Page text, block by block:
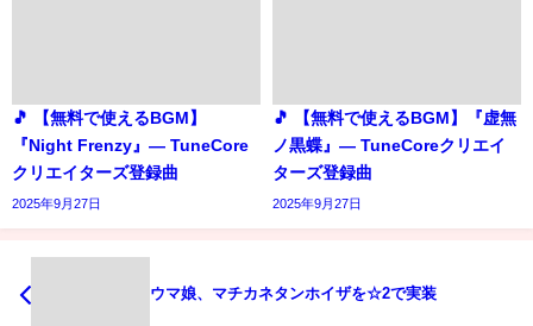
🎵 【無料で使えるBGM】
『Night Frenzy』― TuneCore
クリエイターズ登録曲
2025年9月27日
🎵 【無料で使えるBGM】『虚無
ノ黒蝶』― TuneCoreクリエイ
ターズ登録曲
2025年9月27日
ウマ娘、マチカネタンホイザを☆2で実装